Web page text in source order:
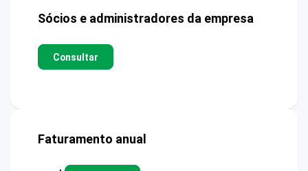
Sócios e administradores da empresa
Consultar
Faturamento anual